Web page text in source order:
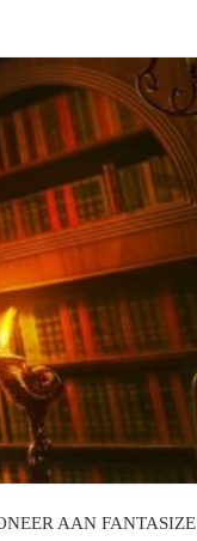
AAN FANTASIZE